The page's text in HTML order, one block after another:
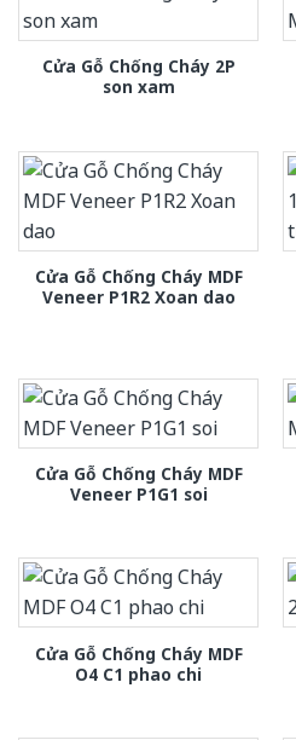
Cửa Gỗ Chống Cháy 2P
son xam
Cửa Gỗ Chống Cháy MDF
Veneer P1R2 Xoan dao
Cửa Gỗ Chống Cháy MDF
Veneer P1G1 soi
Cửa Gỗ Chống Cháy MDF
O4 C1 phao chi